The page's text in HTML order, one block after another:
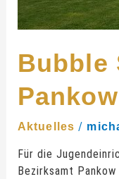
Bubble
Pankow
Aktuelles /
Für die
Bezirksamt